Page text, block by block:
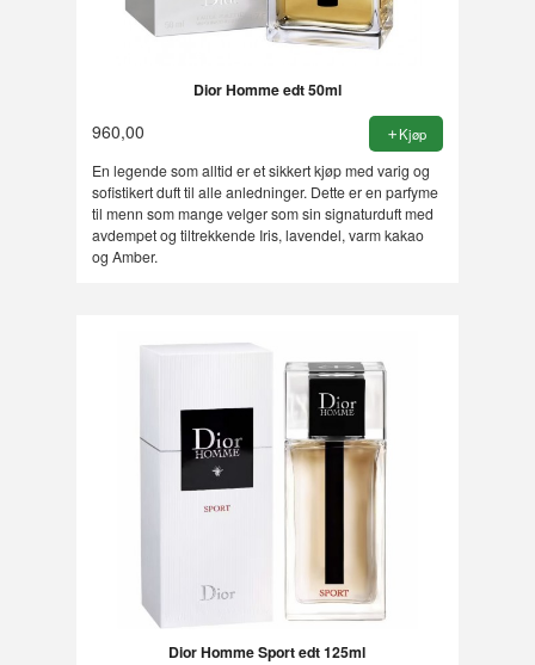
Dior Homme edt 50ml
960,00 Kjøp
En legende som alltid er et sikkert kjøp med varig og
sofistikert duft til alle anledninger. Dette er en parfyme
til menn som mange velger som sin signaturduft med
avdempet og tiltrekkende Iris, lavendel, varm kakao
og Amber.
Dior Homme Sport edt 125ml